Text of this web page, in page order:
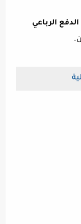
الرباعي